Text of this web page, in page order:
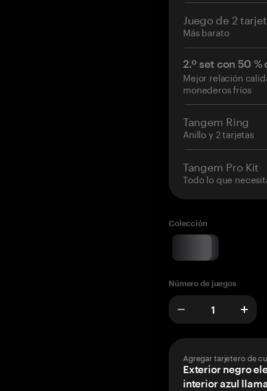
Juego de 2
Más barato
2.º set con 50
Mejor relación
monederos fríos
Tangem Ring
Anillo y 2 tarjetas
Tangem Pro Kit
Todo lo que
Colección
Número de juegos
Agregar tarjetero de
Exterior negro
interior azul